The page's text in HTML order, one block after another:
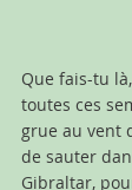
Que fais-tu
toutes ces
grue au vent
de sauter
Gibraltar,